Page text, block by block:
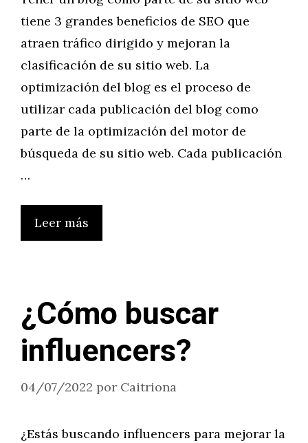
tiene 3 grandes beneficios de SEO que
atraen tráfico dirigido y mejoran la
clasificación de su sitio web. La
optimización del blog es el proceso de
utilizar cada publicación del blog como
parte de la optimización del motor de
búsqueda de su sitio web. Cada publicación
…
Leer más
¿Cómo buscar
influencers?
04/07/2022 por Caitriona
¿Estás buscando influencers para mejorar la